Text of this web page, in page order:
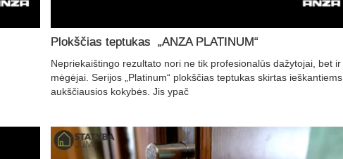
Plokščias teptukas „ANZA PLATINUM“
Nepriekaištingo rezultato nori ne tik profesionalūs dažytojai, bet ir
mėgėjai. Serijos „Platinum“ plokščias teptukas skirtas ieškantiems
aukščiausios kokybės. Jis ypač